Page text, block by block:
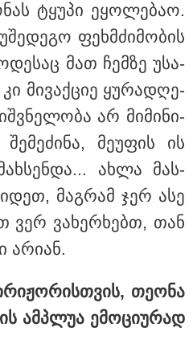
კატეგორიები
ტყუ­პი ეყო­ლე­ბაო.
ფეხ­მძი­მო­ბის
მათ ჩემ­ზე უსა­
კი მი­ვაქ­ციე ყუ­რა­დღე­
არ მი­მი­ნი­
მე­უ­ფის ის
ახლა მას­
მაგ­რამ ჯერ ასე
ვერ ვა­ხერ­ხებთ, თან
არი­ან.
თე­ო­ნა
ამ­პლუა ემო­ცი­უ­რად